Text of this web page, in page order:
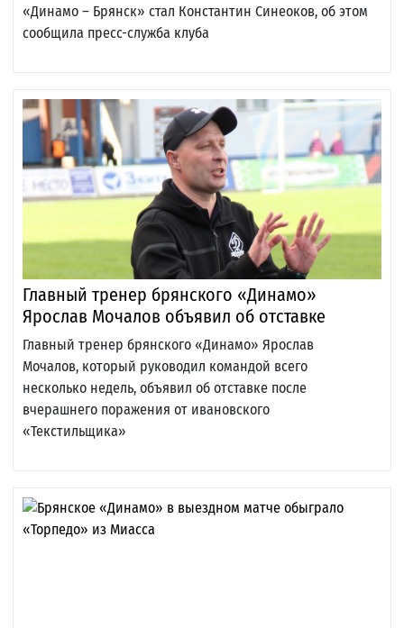
«Динамо – Брянск» стал Константин Синеоков, об этом
сообщила пресс-служба клуба
Главный тренер брянского «Динамо»
Ярослав Мочалов объявил об отставке
Главный тренер брянского «Динамо» Ярослав
Мочалов, который руководил командой всего
несколько недель, объявил об отставке после
вчерашнего поражения от ивановского
«Текстильщика»